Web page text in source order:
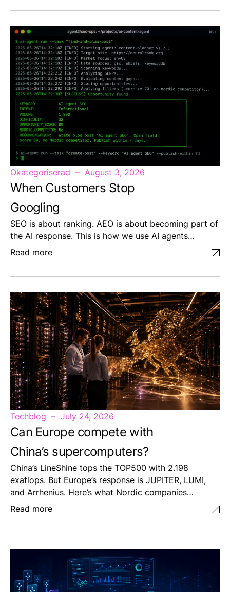
Okategoriserad August 3, 2026
When Customers Stop
Googling
SEO is about ranking. AEO is about becoming part of
the AI response. This is how we use AI agents…
Read more
Techblog July 24, 2026
Can Europe compete with
China’s supercomputers?
China’s LineShine tops the TOP500 with 2.198
exaflops. But Europe’s response is JUPITER, LUMI,
and Arrhenius. Here’s what Nordic companies…
Read more